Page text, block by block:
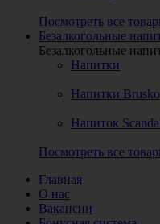
Посмотреть все
Безалкогольные
Безалкогольные
Напитки
Напитки Brusko
Напиток
Посмотреть все
Главная
О нас
Вакансии